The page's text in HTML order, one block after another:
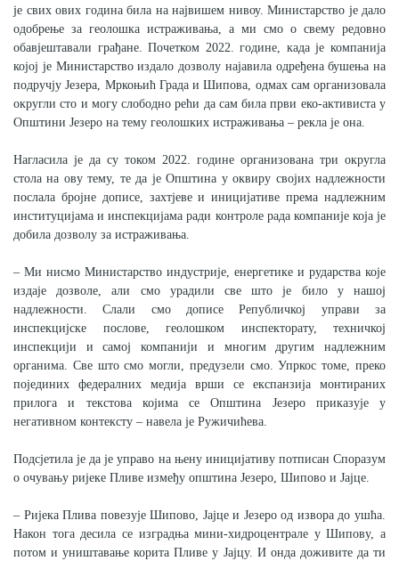
је свих ових година била на највишем нивоу. Министарство је дало
одобрење за геолошка истраживања, а ми смо о свему редовно
обавјештавали грађане. Почетком 2022. године, када је компанија
којој је Министарство издало дозволу најавила одређена бушења на
подручју Језера, Мркоњић Града и Шипова, одмах сам организовала
округли сто и могу слободно рећи да сам била први еко-активиста у
Општини Језеро на тему геолошких истраживања – рекла је она.
Нагласила је да су током 2022. године организована три округла
стола на ову тему, те да је Општина у оквиру својих надлежности
послала бројне дописе, захтјеве и иницијативе према надлежним
институцијама и инспекцијама ради контроле рада компаније која је
добила дозволу за истраживања.
– Ми нисмо Министарство индустрије, енергетике и рударства које
издаје дозволе, али смо урадили све што је било у нашој
надлежности. Слали смо дописе Републичкој управи за
инспекцијске послове, геолошком инспекторату, техничкој
инспекцији и самој компанији и многим другим надлежним
органима. Све што смо могли, предузели смо. Упркос томе, преко
појединих федералних медија врши се експанзија монтираних
прилога и текстова којима се Општина Језеро приказује у
негативном контексту – навела је Ружичићева.
Подсјетила је да је управо на њену иницијативу потписан Споразум
о очувању ријеке Пливе између општина Језеро, Шипово и Јајце.
– Ријека Плива повезује Шипово, Јајце и Језеро од извора до ушћа.
Након тога десила се изградња мини-хидроцентрале у Шипову, а
потом и уништавање корита Пливе у Јајцу. И онда доживите да ти